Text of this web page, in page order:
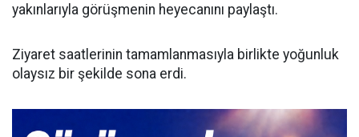
yakınlarıyla görüşmenin heyecanını paylaştı.
​Ziyaret saatlerinin tamamlanmasıyla birlikte yoğunluk
olaysız bir şekilde sona erdi.